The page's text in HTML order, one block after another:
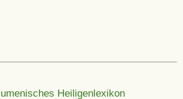
Heiligenlexikon